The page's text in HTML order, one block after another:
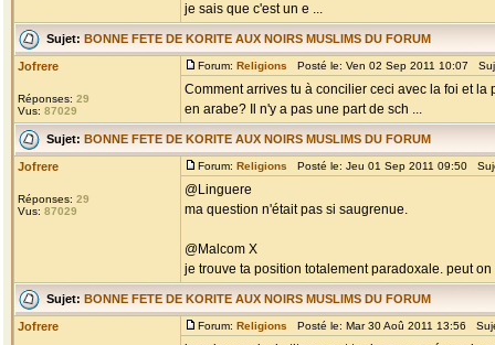
je sais que c'est un e ...
Sujet: BONNE FETE DE KORITE AUX NOIRS MUSLIMS DU FORUM
Jofrere
Réponses: 29
Vus: 87029
Forum: Religions Posté le: Ven 02 Sep 2011 10:07
Comment arrives tu à concilier ceci avec la foi et
en arabe? Il n'y a pas une part de sch ...
Sujet: BONNE FETE DE KORITE AUX NOIRS MUSLIMS DU FORUM
Jofrere
Réponses: 29
Vus: 87029
Forum: Religions Posté le: Jeu 01 Sep 2011 09:50
@Linguere
ma question n'était pas si saugrenue.
@Malcom X
je trouve ta position totalement paradoxale. peut
Sujet: BONNE FETE DE KORITE AUX NOIRS MUSLIMS DU FORUM
Jofrere Forum: Religions Posté le: Mar 30 Aoû 2011 13:56